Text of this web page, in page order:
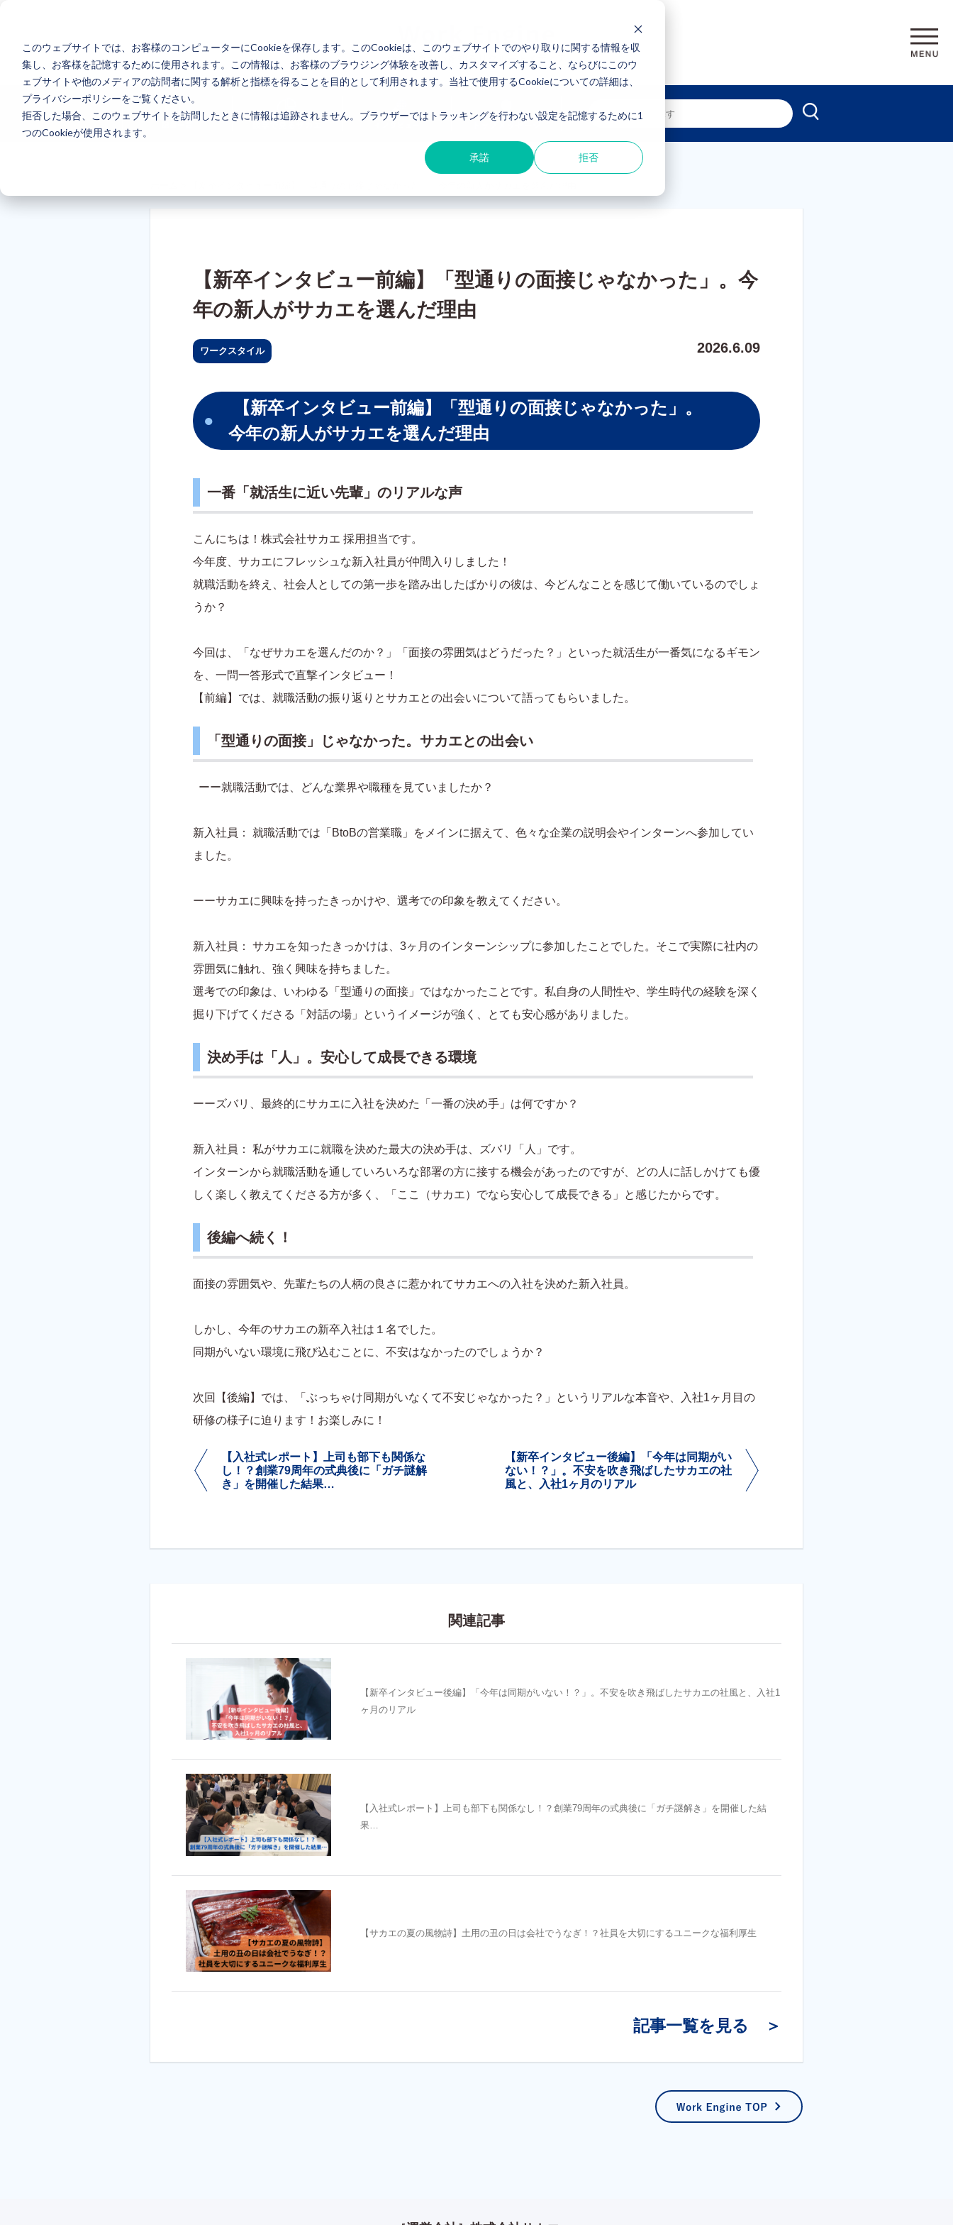
このウェブサイトでは、お客様のコンピューターにCookieを保存します。このCookieは、このウェブサイトでのやり取りに関する情報を収
集し、お客様を記憶するために使用されます。この情報は、お客様のブラウジング体験を改善し、カスタマイズすること、ならびにこのウ
ェブサイトや他のメディアの訪問者に関する解析と指標を得ることを目的として利用されます。当社で使用するCookieについての詳細は、
プライバシーポリシーをご覧ください。
拒否した場合、このウェブサイトを訪問したときに情報は追跡されません。ブラウザーではトラッキングを行わない設定を記憶するために1
つのCookieが使用されます。
承諾 拒否
【新卒インタビュー前編】「型通りの面接じゃなかった」。今
年の新人がサカエを選んだ理由
ワークスタイル 2026.6.09
【新卒インタビュー前編】「型通りの面接じゃなかった」。
今年の新人がサカエを選んだ理由
一番「就活生に近い先輩」のリアルな声
こんにちは！株式会社サカエ 採用担当です。
今年度、サカエにフレッシュな新入社員が仲間入りしました！
就職活動を終え、社会人としての第一歩を踏み出したばかりの彼は、今どんなことを感じて働いているのでしょ
うか？
今回は、「なぜサカエを選んだのか？」「面接の雰囲気はどうだった？」といった就活生が一番気になるギモン
を、一問一答形式で直撃インタビュー！
【前編】では、就職活動の振り返りとサカエとの出会いについて語ってもらいました。
「型通りの面接」じゃなかった。サカエとの出会い
ーー就職活動では、どんな業界や職種を見ていましたか？
新入社員： 就職活動では「BtoBの営業職」をメインに据えて、色々な企業の説明会やインターンへ参加してい
ました。
ーーサカエに興味を持ったきっかけや、選考での印象を教えてください。
新入社員： サカエを知ったきっかけは、3ヶ月のインターンシップに参加したことでした。そこで実際に社内の
雰囲気に触れ、強く興味を持ちました。
選考での印象は、いわゆる「型通りの面接」ではなかったことです。私自身の人間性や、学生時代の経験を深く
掘り下げてくださる「対話の場」というイメージが強く、とても安心感がありました。
決め手は「人」。安心して成長できる環境
ーーズバリ、最終的にサカエに入社を決めた「一番の決め手」は何ですか？
新入社員： 私がサカエに就職を決めた最大の決め手は、ズバリ「人」です。
インターンから就職活動を通していろいろな部署の方に接する機会があったのですが、どの人に話しかけても優
しく楽しく教えてくださる方が多く、「ここ（サカエ）でなら安心して成長できる」と感じたからです。
後編へ続く！
面接の雰囲気や、先輩たちの人柄の良さに惹かれてサカエへの入社を決めた新入社員。
しかし、今年のサカエの新卒入社は１名でした。
同期がいない環境に飛び込むことに、不安はなかったのでしょうか？
次回【後編】では、「ぶっちゃけ同期がいなくて不安じゃなかった？」というリアルな本音や、入社1ヶ月目の
研修の様子に迫ります！お楽しみに！
【入社式レポート】上司も部下も関係な
し！？創業79周年の式典後に「ガチ謎解
き」を開催した結果…
【新卒インタビュー後編】「今年は同期がい
ない！？」。不安を吹き飛ばしたサカエの社
風と、入社1ヶ月のリアル
関連記事
【新卒インタビュー後編】「今年は同期がいない！？」。不安を吹き飛ばしたサカエの社風と、入社1
ヶ月のリアル
【入社式レポート】上司も部下も関係なし！？創業79周年の式典後に「ガチ謎解き」を開催した結
果…
【サカエの夏の風物詩】土用の丑の日は会社でうなぎ！？社員を大切にするユニークな福利厚生
記事一覧を見る